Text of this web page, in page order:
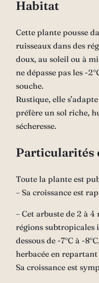
Habitat
Cette plante pousse
ruisseaux dans des
doux, au soleil ou à
ne dépasse pas les -
souche.
Rustique, elle
préfère un sol riche,
sécheresse.
Particularités
Toute la plante est
– Sa croissance est
– Cet arbuste de 2 à
régions subtropicales
dessous de -7°C à -
herbacée en repartant
Sa croissance est